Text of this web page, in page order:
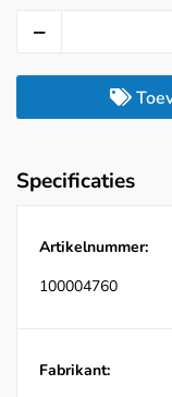
Specificaties
Artikelnummer:
100004760
Fabrikant: